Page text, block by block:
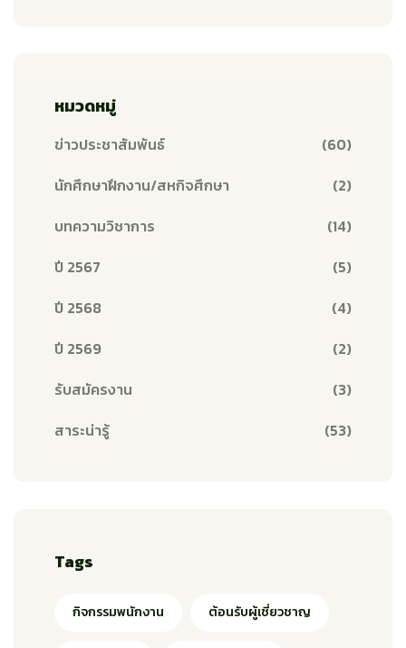
หมวดหมู่
ข่าวประชาสัมพันธ์
(60)
นักศึกษาฝึกงาน/สหกิจศึกษา
(2)
บทความวิชาการ
(14)
ปี 2567
(5)
ปี 2568
(4)
ปี 2569
(2)
รับสมัครงาน
(3)
สาระน่ารู้
(53)
Tags
กิจกรรมพนักงาน ต้อนรับผู้เชี่ยวชาญ